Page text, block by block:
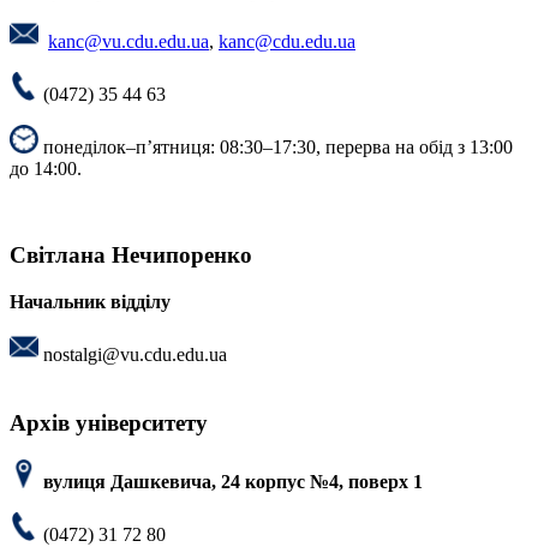
kanc@vu.cdu.edu.ua, kanc@cdu.edu.ua
(0472) 35 44 63
понеділок–п’ятниця: 08:30–17:30, перерва на обід з 13:00
до 14:00.
Світлана Нечипоренко
Начальник відділу
nostalgi@vu.cdu.edu.ua
Архів університету
вулиця Дашкевича, 24 корпус №4, поверх 1
(0472) 31 72 80